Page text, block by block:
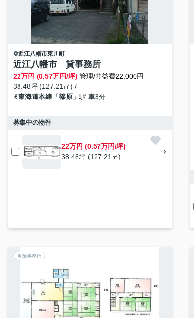
近江八幡市東川町
近江八幡市 貸事務所
22万円 (0.57万円/坪) 管理/共益費22,000円
38.48坪 (127.21㎡) /-
東海道本線「篠原」駅 車8分
募集中の物件
22万円 (0.57万円/坪)
38.48坪 (127.21㎡)
店舗事務所